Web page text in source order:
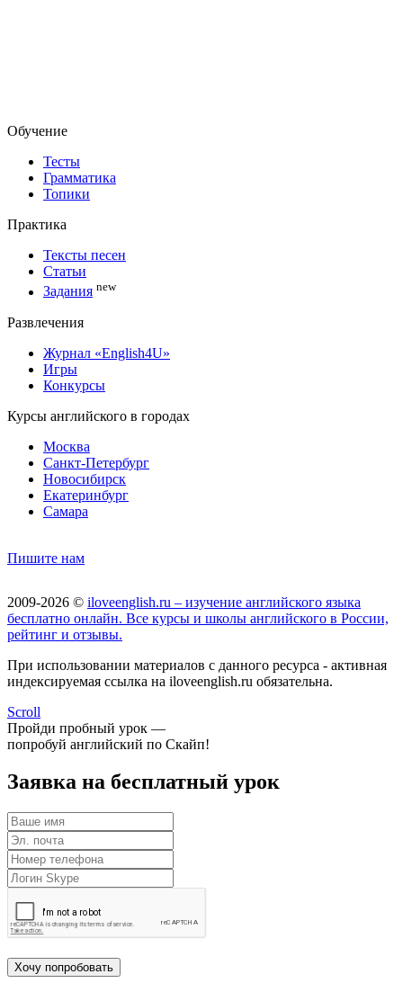
Обучение
Тесты
Грамматика
Топики
Практика
Тексты песен
Статьи
Задания new
Развлечения
Журнал «English4U»
Игры
Конкурсы
Курсы английского в городах
Москва
Санкт-Петербург
Новосибирск
Екатеринбург
Самара
Пишите нам
2009-2026 © iloveenglish.ru – изучение английского языка
бесплатно онлайн. Все курсы и школы английского в России,
рейтинг и отзывы.
При использовании материалов с данного ресурса - активная
индексируемая ссылка на iloveenglish.ru обязательна.
Scroll
Пройди пробный урок —
попробуй английский по Скайп!
Заявка на бесплатный урок